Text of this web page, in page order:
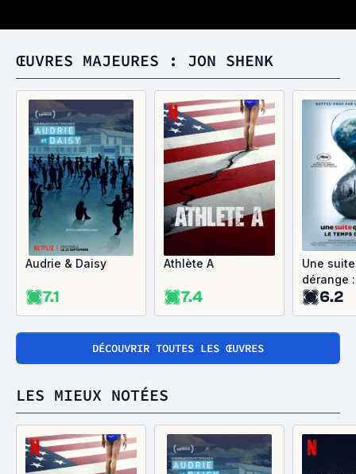
ŒUVRES MAJEURES : JON SHENK
Audrie & Daisy
7.1
Athlète A
7.4
Une
dérange
de 6.2
DÉCOUVRIR TOUTES LES ŒUVRES
LES MIEUX NOTÉES